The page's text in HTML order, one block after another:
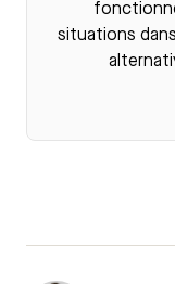
situations